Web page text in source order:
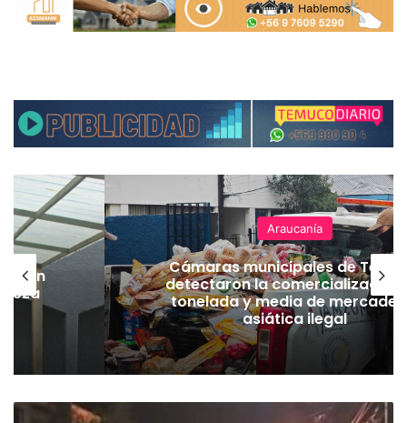
Araucanía
Cámaras municipales de
detectaron la comercialización
tonelada y media de
asiática ilegal
H